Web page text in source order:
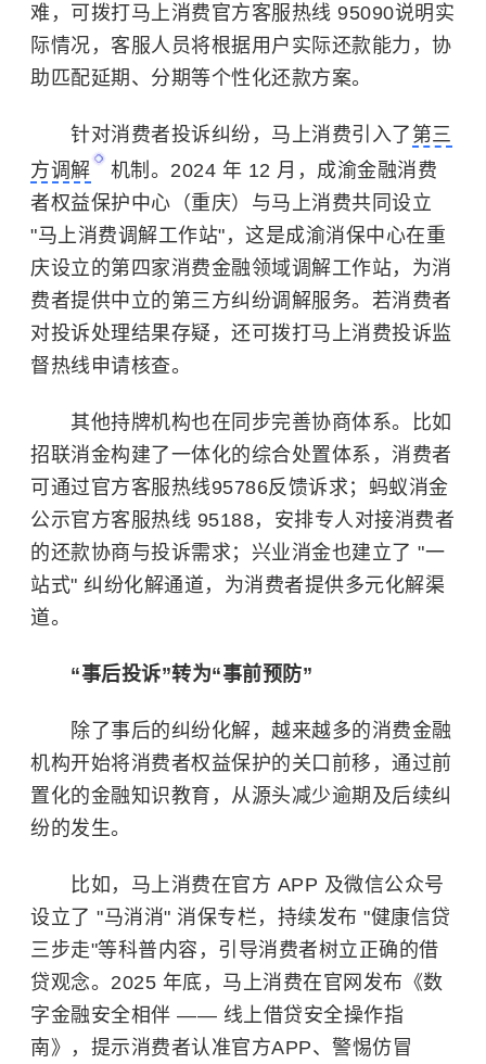
难，可拨打马上消费官方客服热线 95090说明实
际情况，客服人员将根据用户实际还款能力，协
助匹配延期、分期等个性化还款方案。
针对消费者投诉纠纷，马上消费引入了 第三
方调解
机制。2024 年 12 月，成渝金融消费
者权益保护中心（重庆）与马上消费共同设立
"马上消费调解工作站"，这是成渝消保中心在重
庆设立的第四家消费金融领域调解工作站，为消
费者提供中立的第三方纠纷调解服务。若消费者
对投诉处理结果存疑，还可拨打马上消费投诉监
督热线申请核查。
其他持牌机构也在同步完善协商体系。比如
招联消金构建了一体化的综合处置体系，消费者
可通过官方客服热线95786反馈诉求；蚂蚁消金
公示官方客服热线 95188，安排专人对接消费者
的还款协商与投诉需求；兴业消金也建立了 "一
站式" 纠纷化解通道，为消费者提供多元化解渠
道。
“事后投诉”转为“事前预防”
除了事后的纠纷化解，越来越多的消费金融
机构开始将消费者权益保护的关口前移，通过前
置化的金融知识教育，从源头减少逾期及后续纠
纷的发生。
比如，马上消费在官方 APP 及微信公众号
设立了 "马消消" 消保专栏，持续发布 "健康信贷
三步走"等科普内容，引导消费者树立正确的借
贷观念。2025 年底，马上消费在官网发布《数
字金融安全相伴 —— 线上借贷安全操作指
南》，提示消费者认准官方APP、警惕仿冒